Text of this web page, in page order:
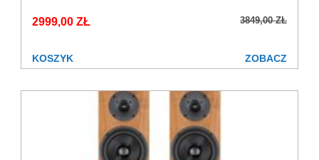
3849,00 ZŁ
2999,00 ZŁ
KOSZYK ZOBACZ